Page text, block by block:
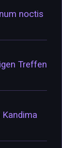
noctis
Treffen